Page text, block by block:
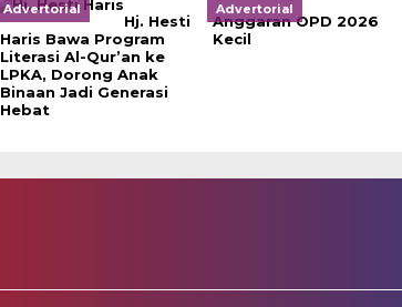
Advertorial
Hj. Hesti
Haris Bawa Program
Literasi Al-Qur’an ke
LPKA, Dorong Anak
Binaan Jadi Generasi
Hebat
Advertorial
Anggaran OPD 2026
Kecil